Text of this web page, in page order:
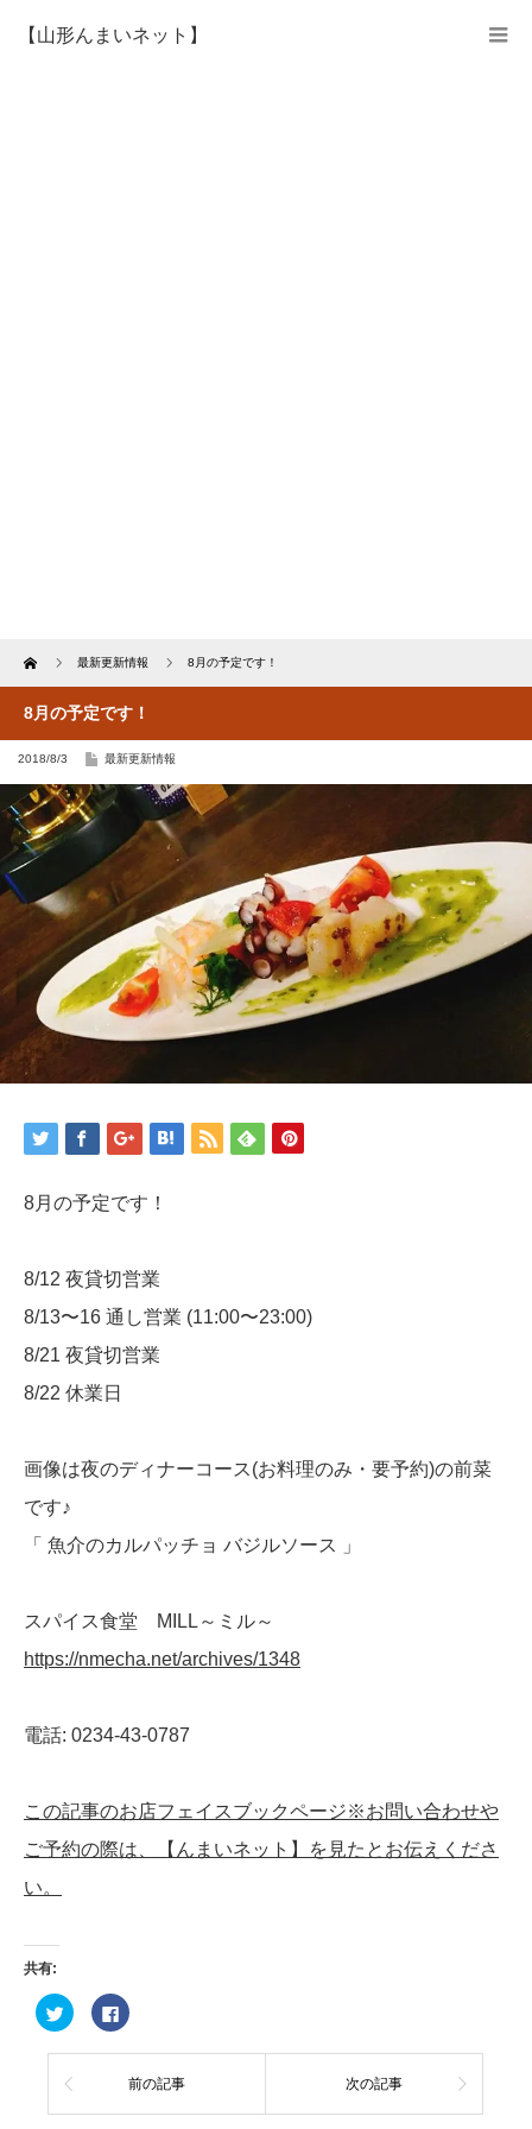
【山形んまいネット】
Home 最新更新情報 8月の予定です！
8月の予定です！
2018/8/3 最新更新情報
8月の予定です！
8/12 夜貸切営業
8/13〜16 通し営業 (11:00〜23:00)
8/21 夜貸切営業
8/22 休業日
画像は夜のディナーコース(お料理のみ・要予約)の前菜
です♪
「 魚介のカルパッチョ バジルソース 」
スパイス食堂 MILL～ミル～
https://nmecha.net/archives/1348
電話: 0234-43-0787
この記事のお店フェイスブックページ※お問い合わせや
ご予約の際は、【んまいネット】を見たとお伝えくださ
い。
共有:
ク
リ
ク
て
Twitter
Facebook
で
有
る
に
前の記事 次の記事